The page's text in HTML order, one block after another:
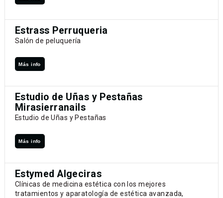
Estrass Perruqueria
Salón de peluquería
Más info
Estudio de Uñas y Pestañas
Mirasierranails
Estudio de Uñas y Pestañas
Más info
Estymed Algeciras
Clínicas de medicina estética con los mejores
tratamientos y aparatología de estética avanzada,